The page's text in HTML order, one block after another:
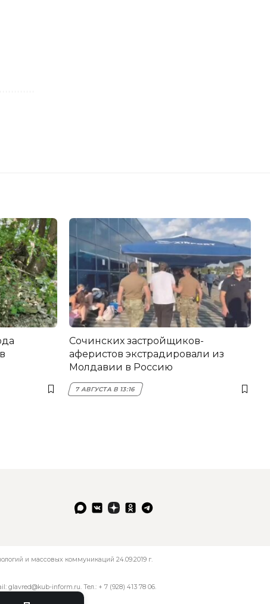
Сочинских застройщиков-
аферистов экстрадировали из
Молдавии в Россию
7 АВГУСТА В 13:16
и массовых коммуникаций 24.09.2019 г.
glavred@kub-inform.ru. Тел.: + 7 (928) 413 78 06.